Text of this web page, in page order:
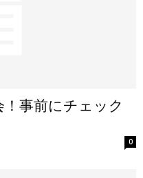
事前にチェック
0